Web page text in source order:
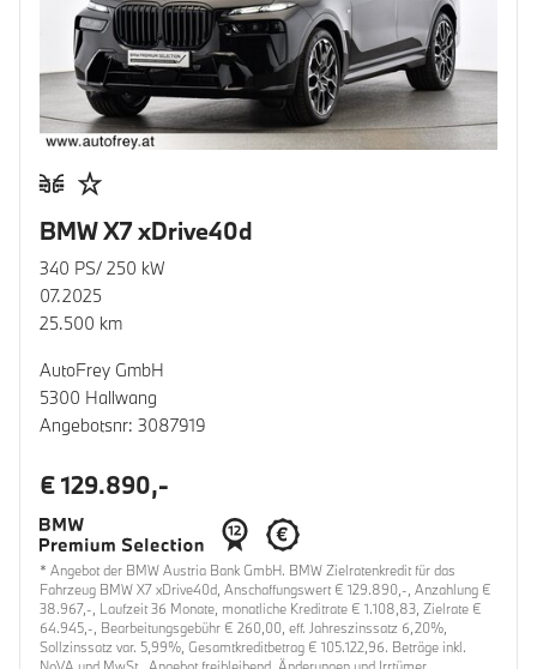
BMW X7 xDrive40d
340 PS/ 250 kW
07.2025
25.500 km
AutoFrey GmbH
5300 Hallwang
Angebotsnr: 3087919
€ 129.890,-
* Angebot der BMW Austria Bank GmbH. BMW Zielratenkredit für das
Fahrzeug BMW X7 xDrive40d, Anschaffungswert € 129.890,-, Anzahlung €
38.967,-, Laufzeit 36 Monate, monatliche Kreditrate € 1.108,83, Zielrate €
64.945,-, Bearbeitungsgebühr € 260,00, eff. Jahreszinssatz 6,20%,
Sollzinssatz var. 5,99%, Gesamtkreditbetrag € 105.122,96. Beträge inkl.